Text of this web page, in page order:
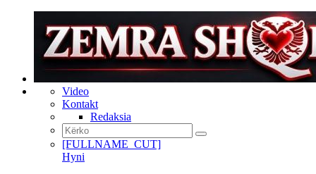
Video
Kontakt
Redaksia
[FULLNAME_CUT]
Hyni